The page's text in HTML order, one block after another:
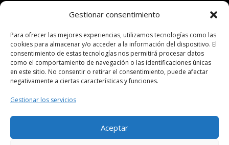
Gestionar consentimiento
Para ofrecer las mejores experiencias, utilizamos tecnologías como las
cookies para almacenar y/o acceder a la información del dispositivo. El
consentimiento de estas tecnologías nos permitirá procesar datos
como el comportamiento de navegación o las identificaciones únicas
en este sitio. No consentir o retirar el consentimiento, puede afectar
negativamente a ciertas características y funciones.
Gestionar los servicios
Aceptar
2025 Lira Social People S.L.
Textos legales
Política de Privacidad
Instagram